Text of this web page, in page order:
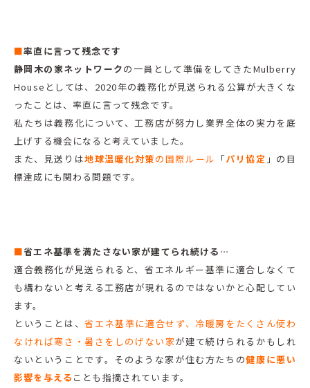
■率直に言って残念です
静岡木の家ネットワークの一員として準備をしてきたMulberry
Houseとしては、2020年の義務化が見送られる公算が大きくな
ったことは、率直に言って残念です。
私たちは義務化について、工務店が努力し業界全体の実力を底
上げする機会になると考えていました。
また、見送りは地球温暖化対策の国際ルール 「パリ協定 」の目
標達成にも関わる問題です。
■省エネ基準を満たさない家が建てられ続ける…
適合義務化が見送られると、省エネルギー基準に適合しなくて
も構わないと考える工務店が現れるのではないかと心配してい
ます。
ということは、省エネ基準に適合せず、冷暖房をたくさん使わ
なければ寒さ・暑さをしのげない家が建て続けられるかもしれ
ないということです。そのような家が住む方たちの健康に悪い
影響を与える ことも指摘されています。